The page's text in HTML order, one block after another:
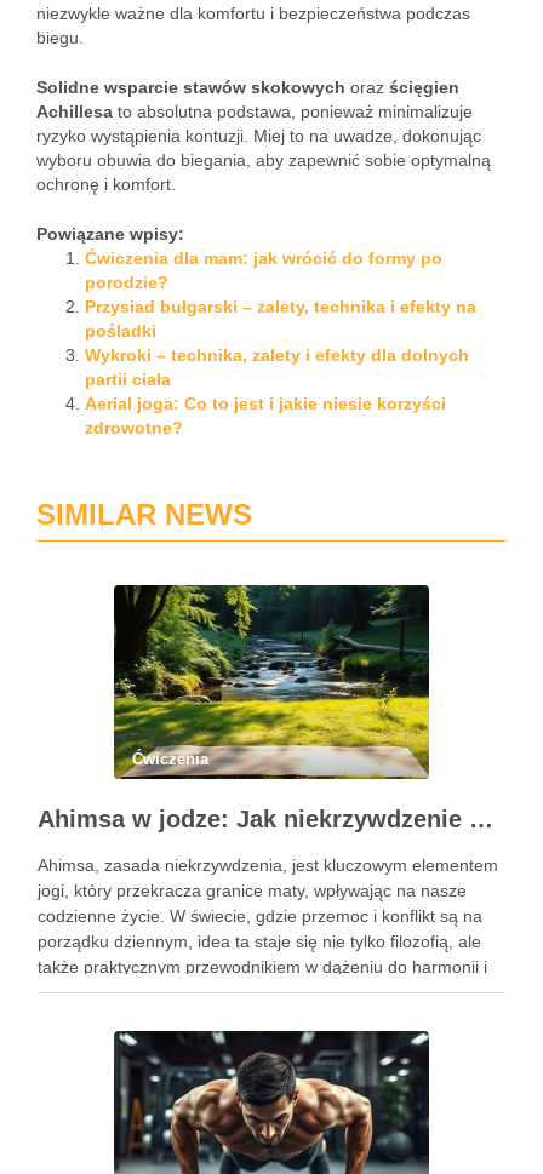
niezwykle ważne dla komfortu i bezpieczeństwa podczas
biegu.
Solidne wsparcie stawów skokowych oraz ścięgien
Achillesa to absolutna podstawa, ponieważ minimalizuje
ryzyko wystąpienia kontuzji. Miej to na uwadze, dokonując
wyboru obuwia do biegania, aby zapewnić sobie optymalną
ochronę i komfort.
Powiązane wpisy:
Ćwiczenia dla mam: jak wrócić do formy po
porodzie?
Przysiad bułgarski – zalety, technika i efekty na
pośladki
Wykroki – technika, zalety i efekty dla dolnych
partii ciała
Aerial joga: Co to jest i jakie niesie korzyści
zdrowotne?
SIMILAR NEWS
Ćwiczenia
Ahimsa w jodze: Jak niekrzywdzenie wpływa na nasze życie?
Ahimsa, zasada niekrzywdzenia, jest kluczowym elementem
jogi, który przekracza granice maty, wpływając na nasze
codzienne życie. W świecie, gdzie przemoc i konflikt są na
porządku dziennym, idea ta staje się nie tylko filozofią, ale
także praktycznym przewodnikiem w dążeniu do harmonii i
pokoju. Ahimsa uczy nas szacunku do siebie i …